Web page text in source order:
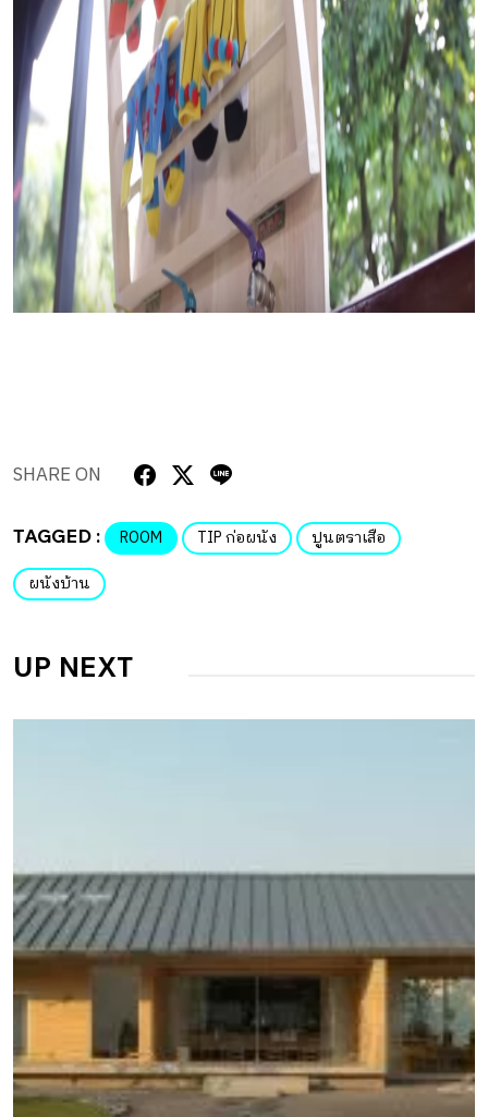
SHARE ON
TAGGED : ROOM TIP ก่อผนัง
ปูนตราเสือ
ผนังบ้าน
UP NEXT